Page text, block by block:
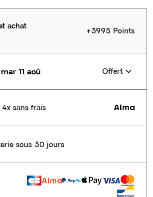
achat
+3995 Points
mar 11 aoû Offert
sans frais
sous 30 jours